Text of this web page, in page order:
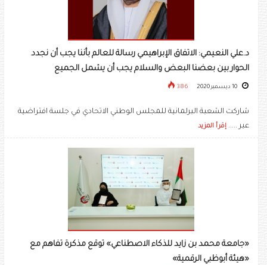
د.علي النعيمي: الاتفاق الإبراهيمي رسالة للعالم بأننا يجب أن نجدد
الحوار بين بعضنا البعض والسلام يجب أن يشمل الجميع
386
شاركت الشعبة البرلمانية للمجلس الوطني الاتحادي في جلسة افتراضية
عبر ..... إقرأ المزيد
«جامعة محمد بن زايد للذكاء الاصطناعي» توقع مذكرة تفاهم مع
«هيئة أبوظبي الرقمية»